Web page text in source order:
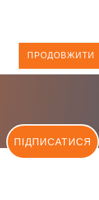
ПРОДОВЖИТИ
ПІДПИСАТИСЯ